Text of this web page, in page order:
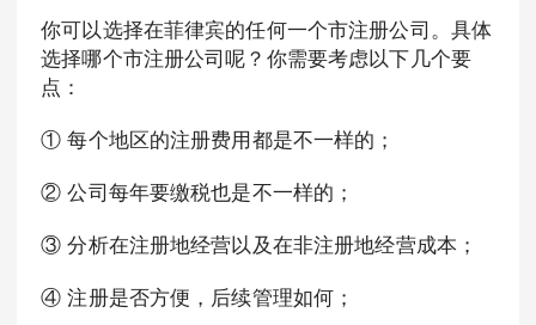
你可以选择在菲律宾的任何一个市注册公司。具体
选择哪个市注册公司呢？你需要考虑以下几个要
点：
① 每个地区的注册费用都是不一样的；
② 公司每年要缴税也是不一样的；
③ 分析在注册地经营以及在非注册地经营成本；
④ 注册是否方便，后续管理如何；